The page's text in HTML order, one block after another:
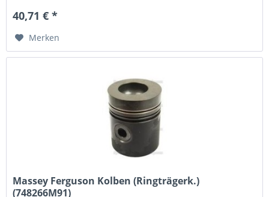
40,71 € *
Merken
Massey Ferguson Kolben (Ringträgerk.)
(748266M91)